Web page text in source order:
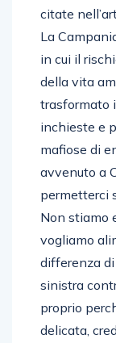
citate
La
in cui il
della vita
trasformato
inchieste e
mafiose di
avvenuto a
permetterci
Non stiamo
vogliamo
differenza
sinistra
proprio
delicata,